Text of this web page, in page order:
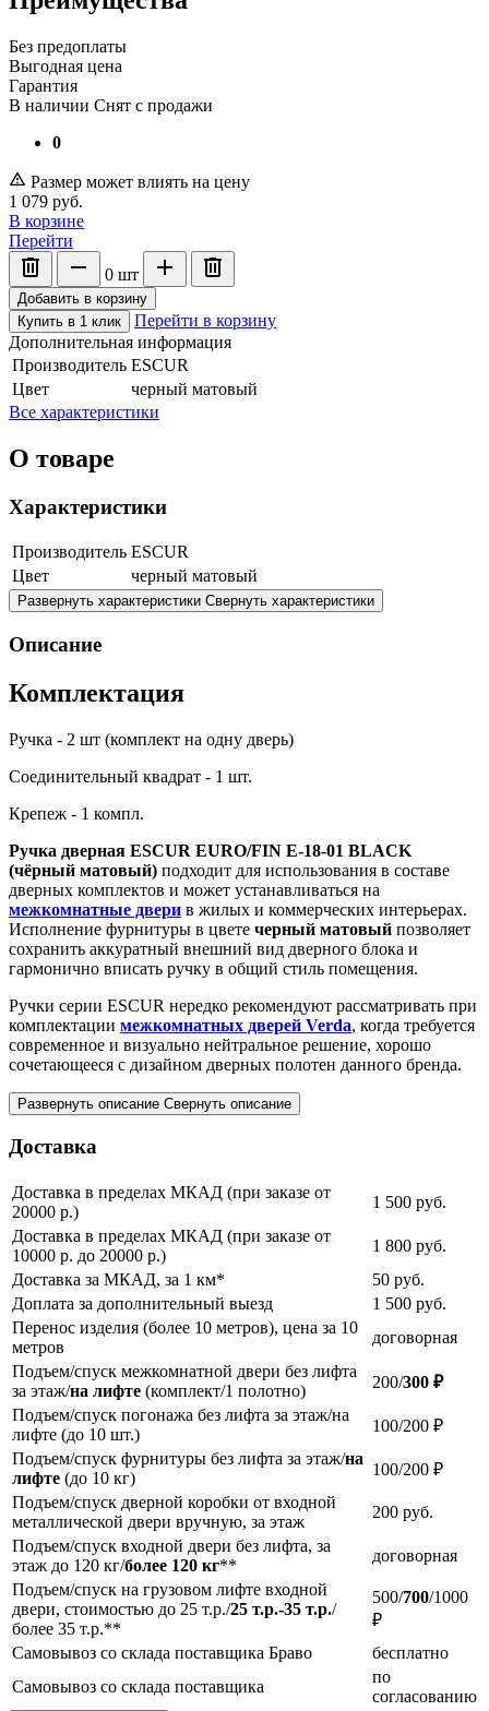
Без предоплаты
Выгодная цена
Гарантия
В наличии Снят с продажи
0
Размер может влиять на цену
1 079 руб.
В корзине
Перейти
0 шт
Добавить в корзину
Купить в 1 клик
Перейти в корзину
Дополнительная информация
Производитель ESCUR
Цвет
черный матовый
Все характеристики
О товаре
Характеристики
Производитель ESCUR
Цвет
черный матовый
Развернуть характеристики Свернуть характеристики
Описание
Комплектация
Ручка - 2 шт (комплект на одну дверь)
Соединительный квадрат - 1 шт.
Крепеж - 1 компл.
Ручка дверная ESCUR EURO/FIN E-18-01 BLACK
(чёрный матовый) подходит для использования в составе
дверных комплектов и может устанавливаться на
межкомнатные двери в жилых и коммерческих интерьерах.
Исполнение фурнитуры в цвете черный матовый позволяет
сохранить аккуратный внешний вид дверного блока и
гармонично вписать ручку в общий стиль помещения.
Ручки серии ESCUR нередко рекомендуют рассматривать при
комплектации межкомнатных дверей Verda, когда требуется
современное и визуально нейтральное решение, хорошо
сочетающееся с дизайном дверных полотен данного бренда.
Развернуть описание Свернуть описание
Доставка
Доставка в пределах МКАД (при заказе от
20000 р.)
1 500 руб.
Доставка в пределах МКАД (при заказе от
10000 р. до 20000 р.)
1 800 руб.
Доставка за МКАД, за 1 км*
50 руб.
Доплата за дополнительный выезд
1 500 руб.
Перенос изделия (более 10 метров), цена за 10
метров
договорная
Подъем/спуск межкомнатной двери без лифта
за этаж/на лифте (комплект/1 полотно) 200/300 ₽
Подъем/спуск погонажа без лифта за этаж/на
лифте (до 10 шт.)
100/200 ₽
Подъем/спуск фурнитуры без лифта за этаж/на
лифте (до 10 кг)
100/200 ₽
Подъем/спуск дверной коробки от входной
металлической двери вручную, за этаж
200 руб.
Подъем/спуск входной двери без лифта, за
этаж до 120 кг/более 120 кг**
договорная
Подъем/спуск на грузовом лифте входной
двери, стоимостью до 25 т.р./25 т.р.-35 т.р./
более 35 т.р.**
500/700/1000
₽
Самовывоз со склада поставщика Браво
бесплатно
Самовывоз со склада поставщика
по
согласованию